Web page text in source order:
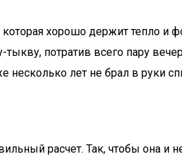
хорошо держит тепло и
потратив всего пару
лет не брал в руки
расчет. Так, чтобы она и